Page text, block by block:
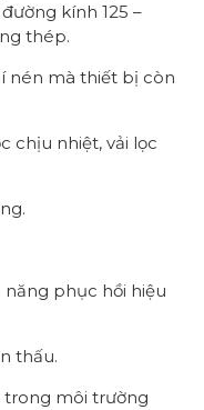
kính 125 –
thép.
nén mà thiết bị còn
chịu nhiệt, vải lọc
phục hồi hiệu
thấu.
trong môi trường